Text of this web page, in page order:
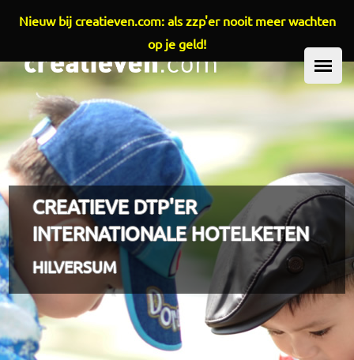
Overslaan en naar de inhoud gaan
HOOFDMENU
CREATIEVE DTP'ER
INTERNATIONALE HOTELKETEN
HILVERSUM
Nieuw bij creatieven.com: als zzp'er nooit meer wachten
op je geld!